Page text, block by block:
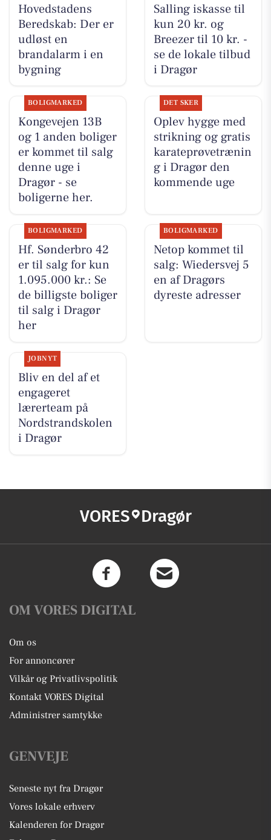
Hovedstadens
Beredskab: Der er
udløst en
brandalarm i en
bygning
Salling iskasse til
kun 20 kr. og
Breezer til 10 kr. -
se de lokale tilbud
i Dragør
BOLIGMARKED
Kongevejen 13B
og 1 anden boliger
er kommet til salg
denne uge i
Dragør - se
boligerne her.
DET SKER
Oplev hygge med
strikning og gratis
karateprøvetrænin
g i Dragør den
kommende uge
BOLIGMARKED
Hf. Sønderbro 42
er til salg for kun
1.095.000 kr.: Se
de billigste boliger
til salg i Dragør
her
BOLIGMARKED
Netop kommet til
salg: Wiedersvej 5
en af Dragørs
dyreste adresser
JOBNYT
Bliv en del af et
engageret
lærerteam på
Nordstrandskolen
i Dragør
VORES Dragør
OM VORES DIGITAL
Om os
For annoncører
Vilkår og Privatlivspolitik
Kontakt VORES Digital
Administrer samtykke
GENVEJE
Seneste nyt fra Dragør
Vores lokale erhverv
Kalenderen for Dragør